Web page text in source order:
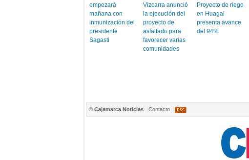
empezará
mañana con
inmunización del
presidente
Sagasti
Vizcarra anunció
la ejecución del
proyecto de
asfaltado para
favorecer varias
comunidades
Proyecto de riego
en Huagal
presenta avance
del 94%
© Cajamarca Noticias Contacto